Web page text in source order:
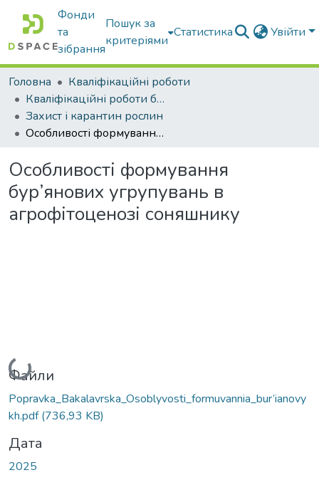
Фонди
та
зібрання
Пошук за
критеріями
Статистика Увійти
Головна
Кваліфікаційні роботи
Кваліфікаційні роботи бакалаврів
Захист і карантин рослин
Особливості формування бур’янових угрупувань в агрофітоценозі соняшнику
Особливості формування
бур’янових угрупувань в
агрофітоценозі соняшнику
Вантажиться...
Файли
Popravka_Bakalavrska_Osoblyvosti_formuvannia_bur’ianovy
kh.pdf(736,93 KB)
Дата
2025